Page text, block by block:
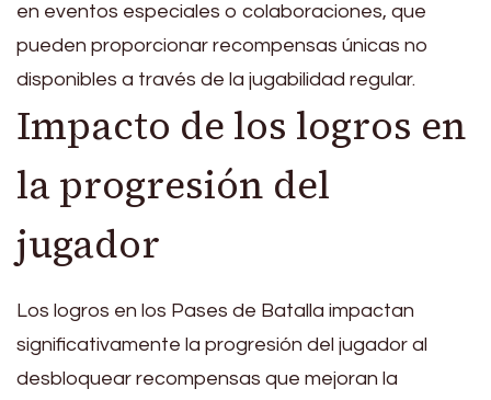
en eventos especiales o colaboraciones, que
pueden proporcionar recompensas únicas no
disponibles a través de la jugabilidad regular.
Impacto de los logros en
la progresión del
jugador
Los logros en los Pases de Batalla impactan
significativamente la progresión del jugador al
desbloquear recompensas que mejoran la